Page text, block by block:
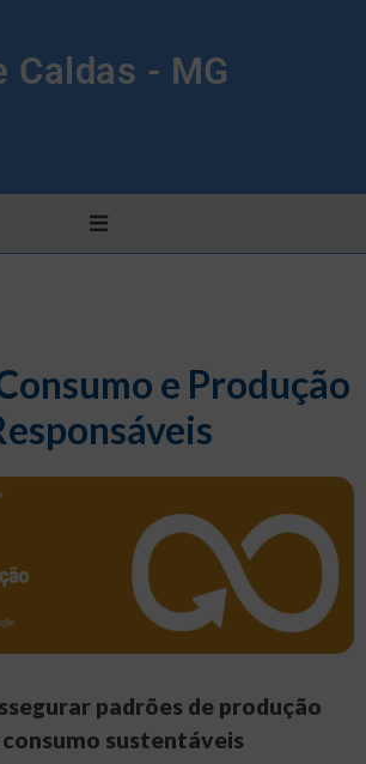
Caldas - MG
e Produção
padrões de produção
consumo sustentáveis